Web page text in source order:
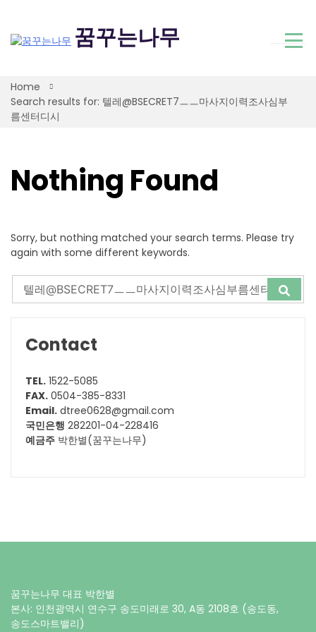
content
꿈꾸는나무
Home
Search results for: 텔레@BSECRET7ㅡㅡ마사지이력조사심부
름센터디시
Nothing Found
Sorry, but nothing matched your search terms. Please try
again with some different keywords.
Contact
TEL. 1522-5085
FAX. 0504-385-8331
Email. dtree0628@gmail.com
국민은행 282201-04-228416
예금주 박한별(꿈꾸는나무)
꿈꾸는나무 대표 박한별
본사: 인천광역시 연수구 송도미래로 30, A동 2108호 (송도동,
송도스마트밸리)